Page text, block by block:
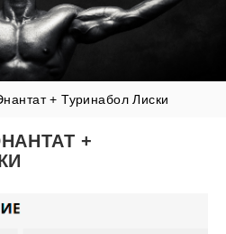
+ Туринабол Лиски
+